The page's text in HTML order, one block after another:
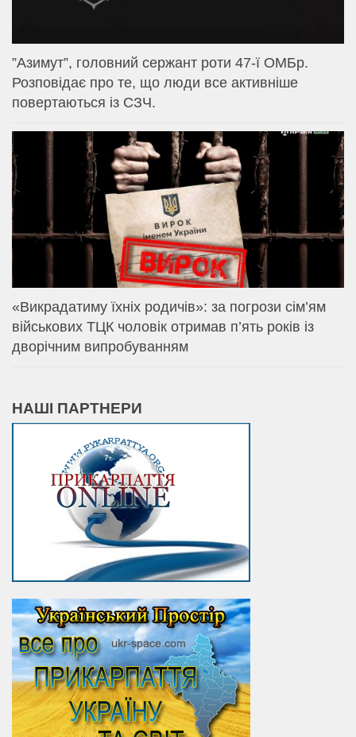
⁨”Азимут”, головний сержант роти 47-ї ОМБр.
Розповідає про те, що люди все активніше
повертаються із СЗЧ.
«Викрадатиму їхніх родичів»: за погрози сім’ям
військових ТЦК чоловік отримав п’ять років із
дворічним випробуванням
НАШІ ПАРТНЕРИ